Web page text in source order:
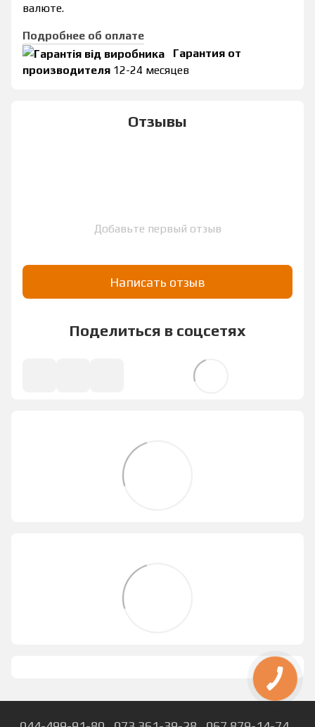
валюте.
Подробнее об оплате
Гарантия от
производителя 12-24 месяцев
Отзывы
Добавьте первый отзыв
Написать отзыв
Поделиться в соцсетях